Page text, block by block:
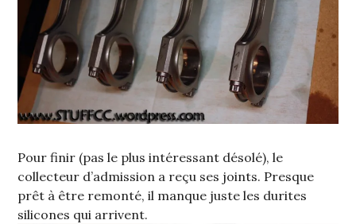
Pour finir (pas le plus intéressant désolé), le
collecteur d’admission a reçu ses joints. Presque
prêt à être remonté, il manque juste les durites
silicones qui arrivent.